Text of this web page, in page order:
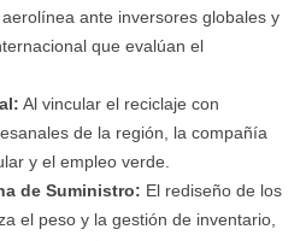
ante inversores globales y
que evalúan el
Al vincular el reciclaje con
de la región, la compañía
y el empleo verde.
de Suministro: El rediseño de los
el peso y la gestión de inventario,